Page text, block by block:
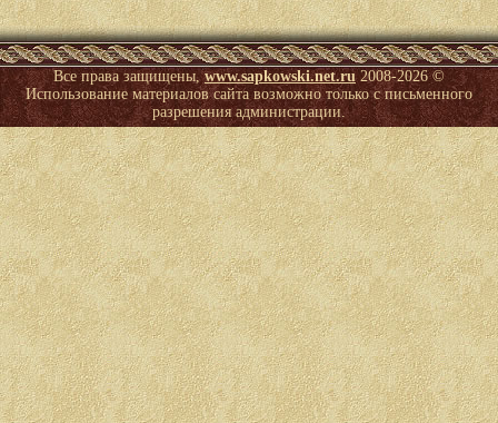
Все права защищены,www.sapkowski.net.ru2008-2026 ©
Использование материалов сайта возможно только с письменного
разрешения администрации.